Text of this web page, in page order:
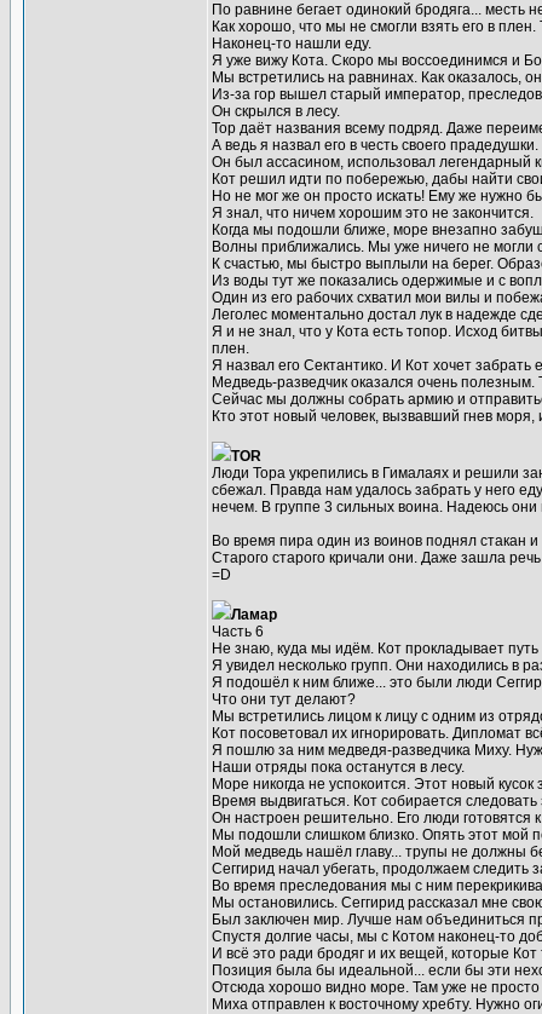
По равнине бегает одинокий бродяга... месть
Как хорошо, что мы не смогли взять его в
Наконец-то нашли еду.
Я уже вижу Кота. Скоро мы воссоединимся и
Мы встретились на равнинах. Как оказалось,
Из-за гор вышел старый император,
Он скрылся в лесу.
Тор даёт названия всему подряд. Даже
А ведь я назвал его в честь своего прадедушки.
Он был ассасином, использовал легендарный
Кот решил идти по побережью, дабы найти
Но не мог же он просто искать! Ему же нужно
Я знал, что ничем хорошим это не закончится.
Когда мы подошли ближе, море внезапно
Волны приближались. Мы уже ничего не могли
К счастью, мы быстро выплыли на берег.
Из воды тут же показались одержимые и с
Один из его рабочих схватил мои вилы и
Леголес моментально достал лук в надежде
Я и не знал, что у Кота есть топор. Исход
плен.
Я назвал его Сектантико. И Кот хочет забрать
Медведь-разведчик оказался очень
Сейчас мы должны собрать армию и
Кто этот новый человек, вызвавший гнев
TOR
Люди Тора укрепились в Гималаях и решили
сбежал. Правда нам удалось забрать у него
нечем. В группе 3 сильных воина. Надеюсь
Во время пира один из воинов поднял стакан
Старого старого кричали они. Даже зашла
=D
Ламар
Часть 6
Не знаю, куда мы идём. Кот прокладывает
Я увидел несколько групп. Они находились в
Я подошёл к ним ближе... это были люди
Что они тут делают?
Мы встретились лицом к лицу с одним из
Кот посоветовал их игнорировать. Дипломат
Я пошлю за ним медведя-разведчика Миху.
Наши отряды пока останутся в лесу.
Море никогда не успокоится. Этот новый
Время выдвигаться. Кот собирается
Он настроен решительно. Его люди готовятся
Мы подошли слишком близко. Опять этот мой
Мой медведь нашёл главу... трупы не должны
Сеггирид начал убегать, продолжаем следить
Во время преследования мы с ним
Мы остановились. Сеггирид рассказал мне
Был заключен мир. Лучше нам объединиться
Спустя долгие часы, мы с Котом наконец-то
И всё это ради бродяг и их вещей, которые Кот
Позиция была бы идеальной... если бы эти
Отсюда хорошо видно море. Там уже не
Миха отправлен к восточному хребту. Нужно